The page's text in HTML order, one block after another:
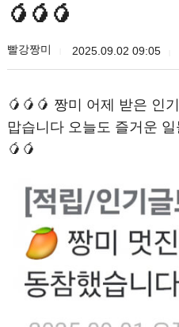
🥭🥭🥭
빨강짱미 2025.09.02 09:05
🥭🥭🥭 짱미 어제 받은 인
맙습니다 오늘도 즐거운
🥭🥭